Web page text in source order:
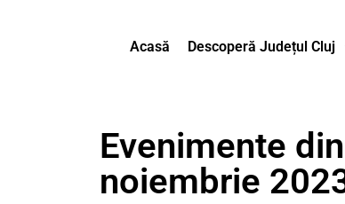
Acasă Descoperă Județul Cluj
Evenimente
noiembrie